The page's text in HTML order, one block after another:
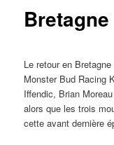
Bretagne
Le retour en
Monster Bud Racing
Iffendic, Brian
alors que les trois
cette avant dernière